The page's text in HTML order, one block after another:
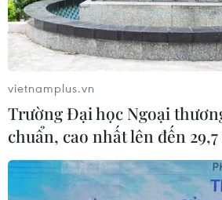
vietnamplus.vn
Trường Đại học Ngoại
chuẩn, cao nhất lên đến